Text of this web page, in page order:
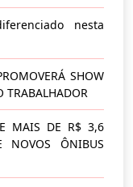
nesta
SHOW
TRABALHADOR
MAIS DE R$ 3,6
NOVOS ÔNIBUS